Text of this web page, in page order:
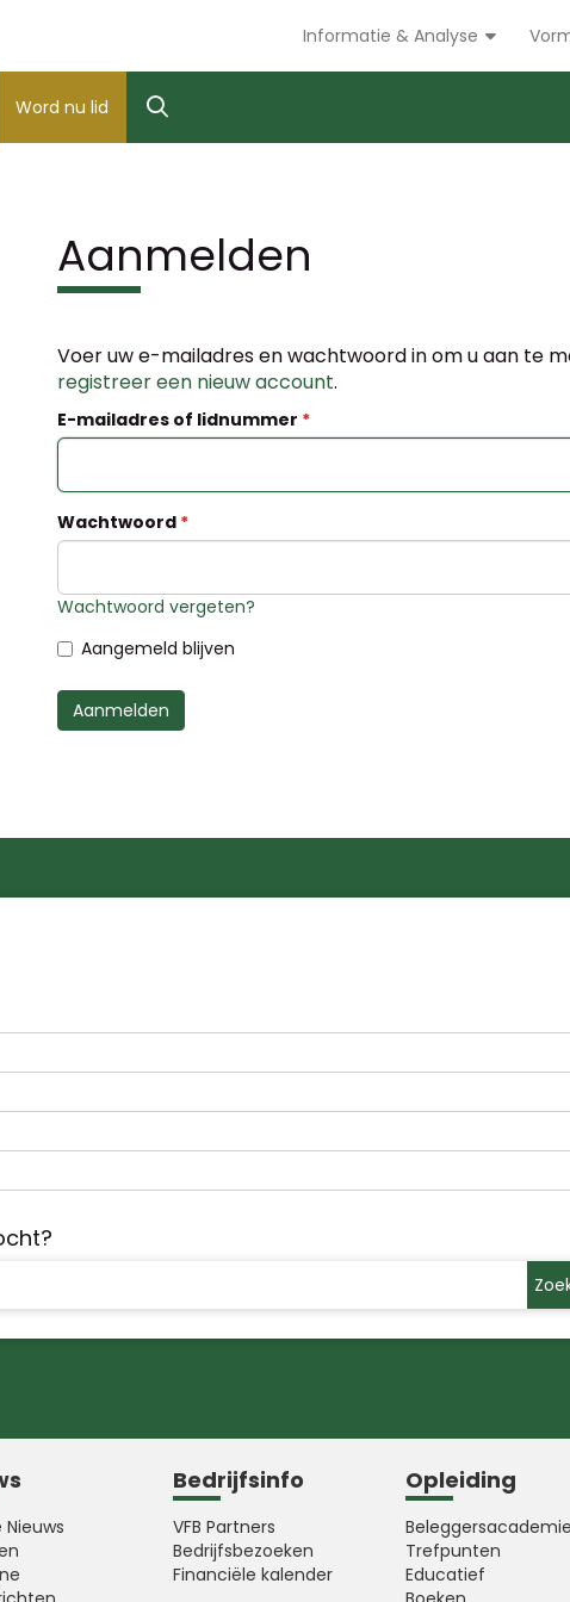
Informatie & Analyse
Word nu lid
Aanmelden
Voer uw e-mailadres en wachtwoord in om u aan te
registreer een nieuw account.
E-mailadres of lidnummer
Wachtwoord
Wachtwoord vergeten?
Aangemeld blijven
Aanmelden
Bedrijfsinfo
VFB Partners
Bedrijfsbezoeken
Financiële kalender
Opleiding
Beleggersacademie
Trefpunten
Educatief